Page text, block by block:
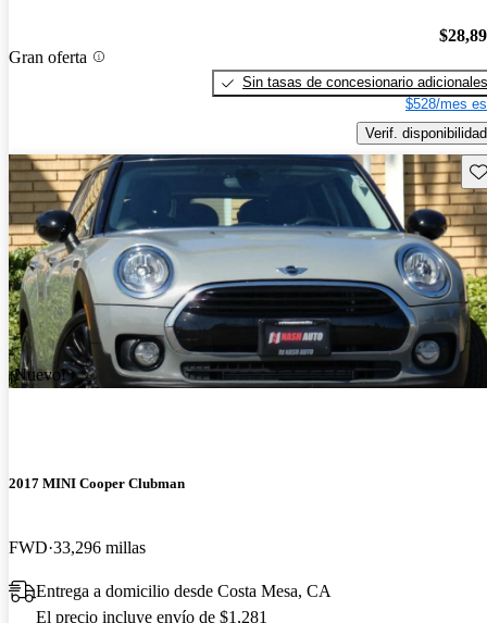
Gran oferta
Sin tasas de concesionario adicionales
$528/mes
Verif. disponibilidad
¡Nuevo!
2017 MINI Cooper Clubman
FWD 33,296 millas
Entrega a domicilio desde Costa Mesa, CA
El precio incluye envío de $1,281